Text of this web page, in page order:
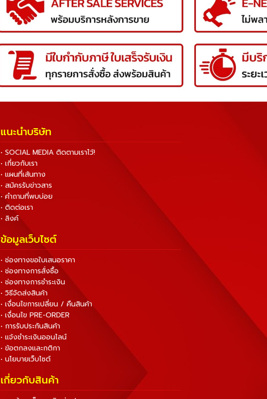
แนะนำบริษัท
• SOCIAL MEDIA ติดตามเราไว้!
• เกี่ยวกับเรา
• แผนที่เส้นทาง
• สมัครรับข่าวสาร
• คำถามที่พบบ่อย
• ติดต่อเรา
• ลิงค์
ข้อมูลเว็บไซต์
• ช่องทางขอใบเสนอราคา
• ช่องทางการสั่งซื้อ
• ช่องทางการชำระเงิน
• วิธีจัดส่งสินค้า
• เงื่อนไขการเปลี่ยน / คืนสินค้า
• เงื่อนไข PRE-ORDER
• การรับประกันสินค้า
• แจ้งชำระเงินออนไลน์
• ข้อตกลงและกติกา
• นโยบายเว็บไซต์
เกี่ยวกับสินค้า